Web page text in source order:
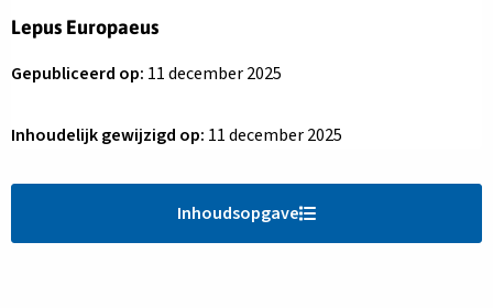
Lepus Europaeus
Gepubliceerd op: 11 december 2025
Inhoudelijk gewijzigd op: 11 december 2025
Inhoudsopgave